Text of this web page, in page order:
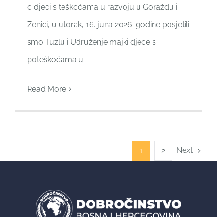
o djeci s teškoćama u razvoju u Goraždu i
Zenici, u utorak, 16. juna 2026. godine posjetili
smo Tuzlu i Udruženje majki djece s
poteškoćama u
Read More
1 2 Next